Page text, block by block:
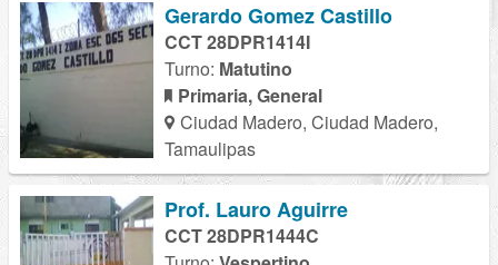
Gerardo Gomez Castillo
CCT 28DPR1414I
Turno: Matutino
Primaria, General
Ciudad Madero, Ciudad Madero,
Tamaulipas
Prof. Lauro Aguirre
CCT 28DPR1444C